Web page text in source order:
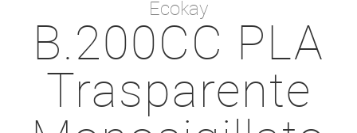
Ecokay
B.200CC PLA
Trasparente